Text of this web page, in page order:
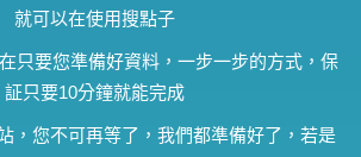
就可以在使用搜點子
只要您準備好資料，一步一步的方式，保
証只要10分鐘就能完成
，您不可再等了，我們都準備好了，若是